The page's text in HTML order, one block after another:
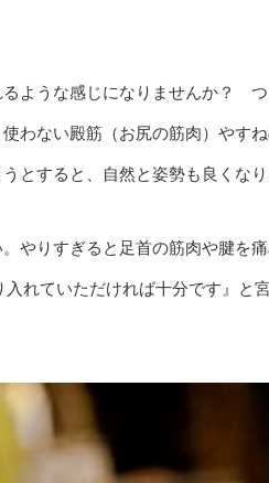
ような感じになりませんか？ つ
わない殿筋（お尻の筋肉）やす
とすると、自然と姿勢も良くなり
やりすぎると足首の筋肉や腱を
れていただければ十分です』と